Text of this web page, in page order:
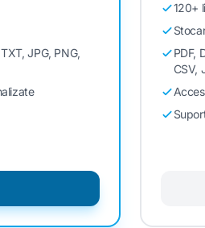
JPG, PNG,
120+
PDF,
CSV,